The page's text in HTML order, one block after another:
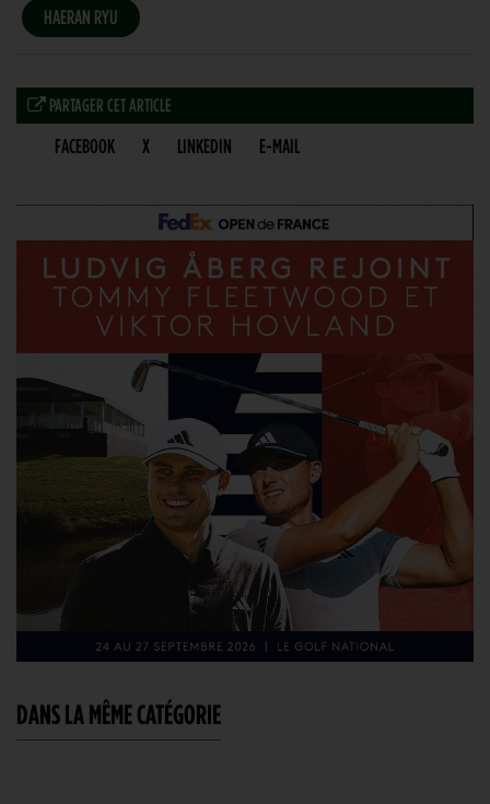
HAERAN RYU
PARTAGER CET ARTICLE
FACEBOOK X LINKEDIN E-MAIL
DANS LA MÊME CATÉGORIE